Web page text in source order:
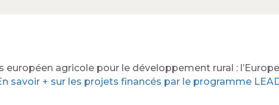
européen agricole pour le développement rural :
savoir + sur les projets financés par le programme